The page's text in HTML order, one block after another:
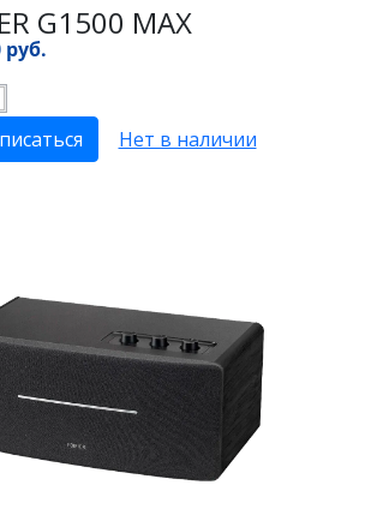
G1500 MAX
руб.
Нет в наличии